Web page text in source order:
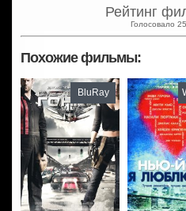
Рейтинг
Голосовало
Похожие фильмы:
BluRay